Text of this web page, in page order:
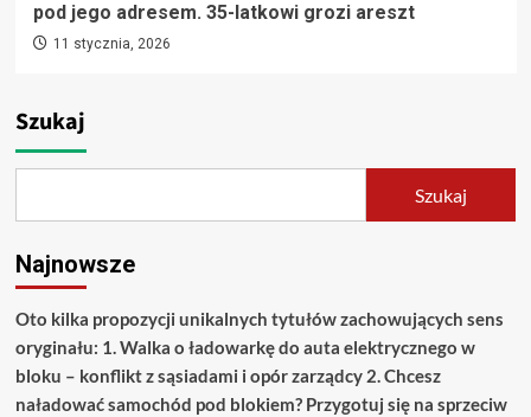
pod jego adresem. 35-latkowi grozi areszt
11 stycznia, 2026
Szukaj
Szukaj
Najnowsze
Oto kilka propozycji unikalnych tytułów zachowujących sens
oryginału: 1. Walka o ładowarkę do auta elektrycznego w
bloku – konflikt z sąsiadami i opór zarządcy 2. Chcesz
naładować samochód pod blokiem? Przygotuj się na sprzeciw